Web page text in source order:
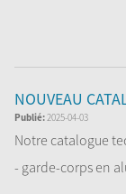
NOUVEAU
Publié:2025-04-03
Notre catalogue
- garde-corps en